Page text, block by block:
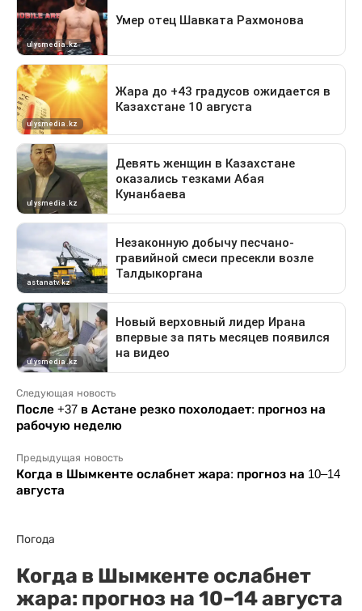
Следующая новость
После +37 в Астане резко похолодает: прогноз на
рабочую неделю
Предыдущая новость
Когда в Шымкенте ослабнет жара: прогноз на 10–14
августа
Погода
Когда в Шымкенте ослабнет
жара: прогноз на 10–14 августа